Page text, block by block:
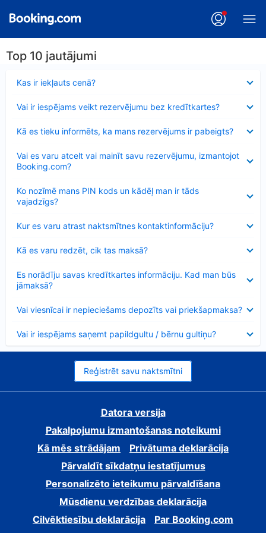
Top 10 jautājumi
Kas ir iekļauts cenā?
Vai ir iespējams veikt rezervējumu bez kredītkartes?
Kā es tieku informēts, ka mans rezervējums ir pabeigts?
Vai es varu atcelt vai mainīt savu rezervējumu, izmantojot
Booking.com?
Ko nozīmē mans PIN kods un kādēļ man ir tāds
vajadzīgs?
Kur es varu atrast naktsmītnes kontaktinformāciju?
Kā es varu redzēt, cik tas maksā?
Es norādīju savas kredītkartes informāciju. Kad man būs
jāmaksā?
Vai viesnīcai ir nepieciešams depozīts vai priekšapmaksa?
Vai ir iespējams saņemt papildgultu / bērnu gultiņu?
Reģistrēt savu naktsmītni
Datora versija
Pakalpojumu izmantošanas noteikumi
Kā mēs strādājam
Privātuma deklarācija
Pārvaldīt sīkdatņu iestatījumus
Personalizēto ieteikumu pārvaldīšana
Mūsdienu verdzības deklarācija
Cilvēktiesību deklarācija
Par Booking.com